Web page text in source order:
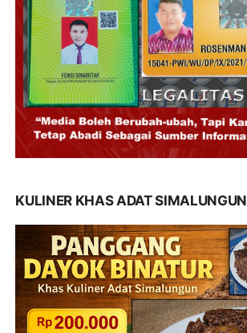
KULINER KHAS ADAT SIMALUNGUN